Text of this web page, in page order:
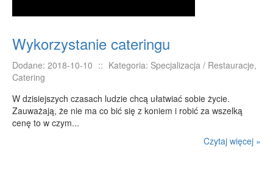
Wykorzystanie cateringu
Dodane: 2018-10-10 :: Kategoria: Specjalizacja / Restauracje,
Catering
W dzisiejszych czasach ludzie chcą ułatwiać sobie życie.
Zauważają, że nie ma co bić się z koniem i robić za wszelką
cenę to w czym...
Czytaj więcej »